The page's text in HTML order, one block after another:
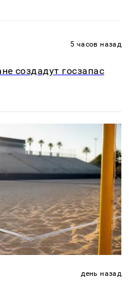
5 часов назад
создадут госзапас
день назад